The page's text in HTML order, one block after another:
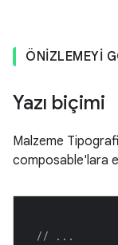
ÖNIZLEMEYI
Yazı biçimi
Malzeme
composable'lara
// ...